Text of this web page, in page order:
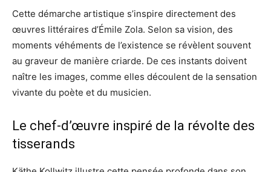
Cette démarche artistique s’inspire directement des
œuvres littéraires d’Émile Zola. Selon sa vision, des
moments véhéments de l’existence se révèlent souvent
au graveur de manière criarde. De ces instants doivent
naître les images, comme elles découlent de la sensation
vivante du poète et du musicien.
Le chef-d’œuvre inspiré de la révolte des
tisserands